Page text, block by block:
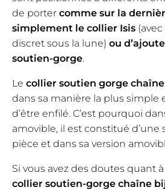
de porter comme sur la
simplement le collier Isis
discret sous la lune) ou
soutien-gorge.
Le collier soutien gorge
dans sa manière la plus simple
d’être enfilé. C’est pourquoi
amovible, il est constitué d’une
pièce et dans sa version
Si vous avez des doutes quant
collier soutien-gorge chaîne